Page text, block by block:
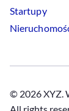
Startupy
© 2026 XYZ.